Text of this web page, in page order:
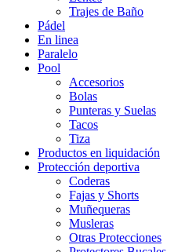
Trajes de Baño
Pádel
En linea
Paralelo
Pool
Accesorios
Bolas
Punteras y Suelas
Tacos
Tiza
Productos en liquidación
Protección deportiva
Coderas
Fajas y Shorts
Muñequeras
Musleras
Otras Protecciones